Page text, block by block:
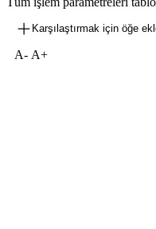
Karşılaştırmak için öğe